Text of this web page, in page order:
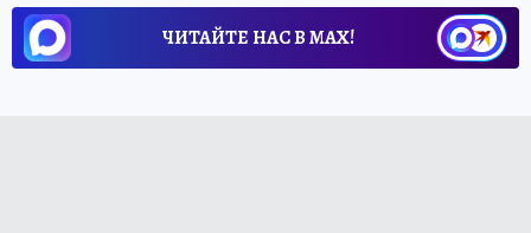
ЧИТАЙТЕ НАС В МАХ!